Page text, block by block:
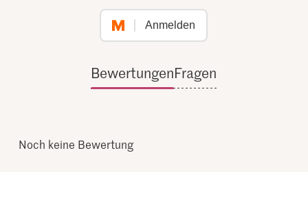
Anmelden
BewertungenFragen
Noch keine Bewertung